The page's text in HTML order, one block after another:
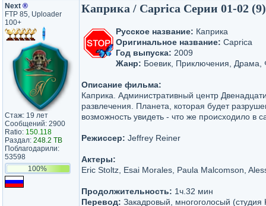
Next ®
FTP 85, Uploader
100+
Стаж: 19 лет
Сообщений: 2900
Ratio: 150.118
Раздал: 248.2 TB
Поблагодарили:
53598
100%
Каприка / Caprica Серии 01-02
Русское название: Каприка
Оригинальное название: Caprica
Год выпуска: 2009
Жанр: Боевик, Приключения, Драма,
Описание фильма:
Каприка. Административный центр
развлечения. Планета, которая будет
возможность увидеть - что же происходило
Режиссер: Jeffrey Reiner
Актеры:
Eric Stoltz, Esai Morales, Paula Malcomson,
Продолжительность: 1ч.32 мин
Перевод: Закадровый, многоголосый (студия